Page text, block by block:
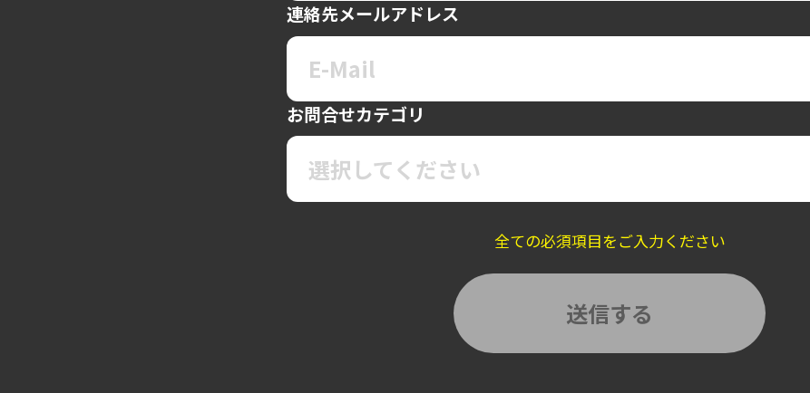
連絡先メールアドレス
お問合せカテゴリ
選択してください
全ての必須項目をご入力ください